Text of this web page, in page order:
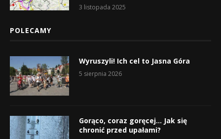
3 listopada 2025
POLECAMY
Wyruszyli! Ich cel to Jasna Góra
5 sierpnia 2026
Gorąco, coraz goręcej… Jak się
chronić przed upałami?